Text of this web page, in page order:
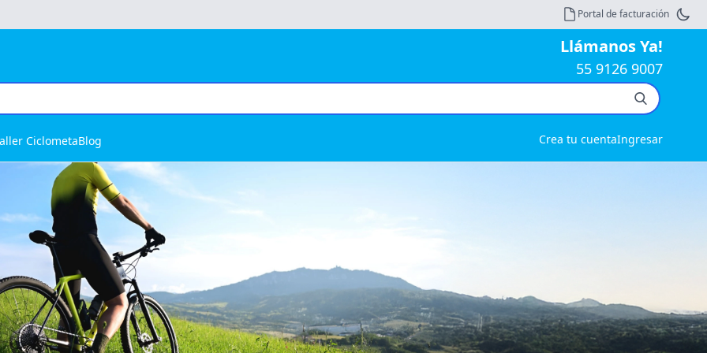
Portal de facturación
Llámanos Ya!
55 9126 9007
CiclometaBlog Crea tu cuentaIngresar